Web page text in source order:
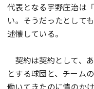
代表となる宇野庄治は
い。そうだったとして
述懐している。
契約は契約として、
とする球団と、チーム
働いてきたのに情のか